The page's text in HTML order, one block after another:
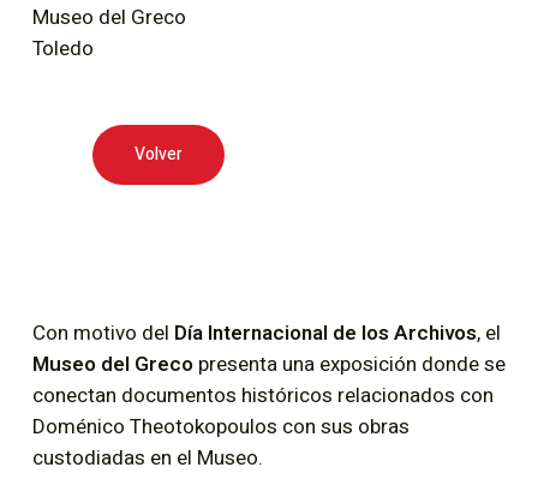
Museo del Greco
Toledo
Volver
Con motivo del Día Internacional de los Archivos, el
Museo del Grecopresenta una exposición donde se
conectan documentos históricos relacionados con
Doménico Theotokopoulos con sus obras
custodiadas en el Museo.